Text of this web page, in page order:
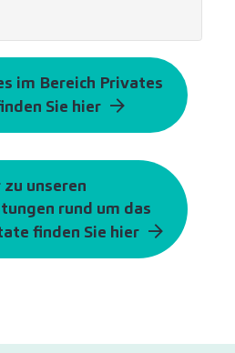
im Bereich Privates
Sie hier
zu unseren
rund um das
finden Sie hier